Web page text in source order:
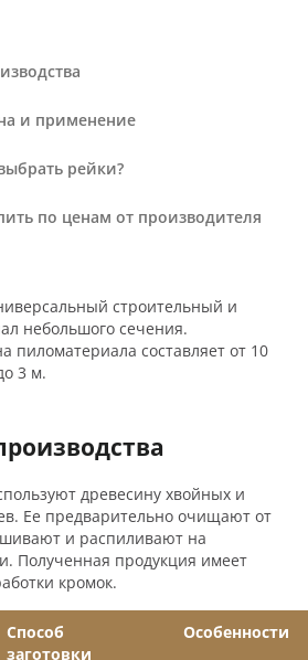
и применение
рейки?
по ценам от производителя
строительный и
небольшого сечения.
пиломатериала составляет от 10
3 м.
древесину хвойных и
Ее предварительно очищают от
и распиливают на
Полученная продукция имеет
кромок.
Способ
заготовки
Особенности